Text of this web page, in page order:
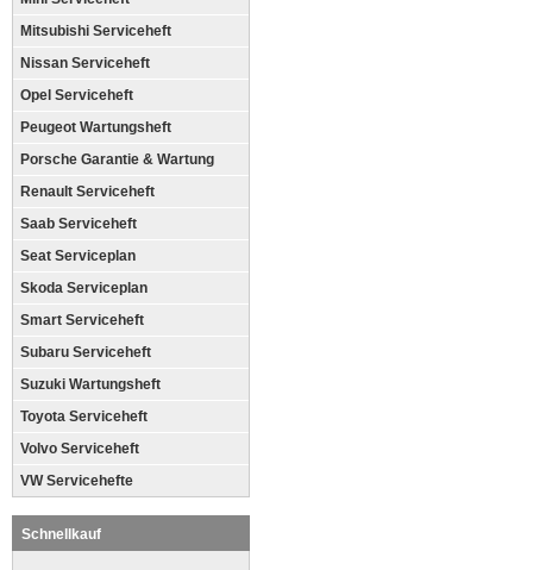
Mitsubishi Serviceheft
Nissan Serviceheft
Opel Serviceheft
Peugeot Wartungsheft
Porsche Garantie & Wartung
Renault Serviceheft
Saab Serviceheft
Seat Serviceplan
Skoda Serviceplan
Smart Serviceheft
Subaru Serviceheft
Suzuki Wartungsheft
Toyota Serviceheft
Volvo Serviceheft
VW Servicehefte
Schnellkauf